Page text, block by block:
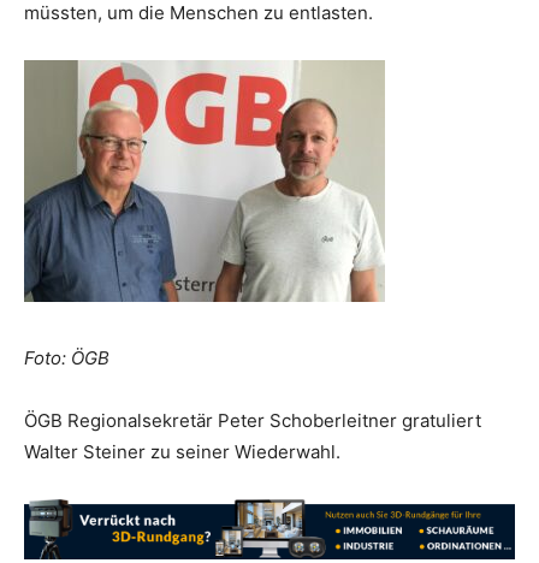
müssten, um die Menschen zu entlasten.
Foto: ÖGB
ÖGB Regionalsekretär Peter Schoberleitner gratuliert
Walter Steiner zu seiner Wiederwahl.